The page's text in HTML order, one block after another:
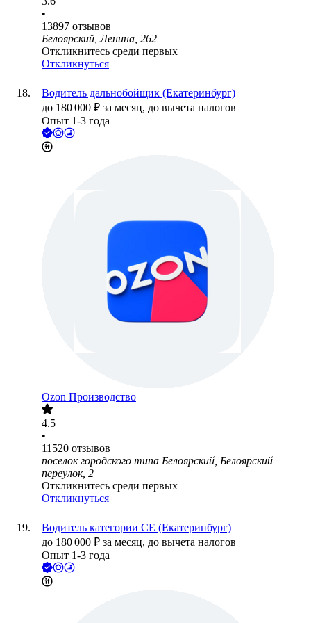
•
13897 отзывов
Белоярский, Ленина, 262
Откликнитесь среди первых
Откликнуться
Водитель дальнобойщик (Екатеринбург)
до 180 000 ₽ за месяц, до вычета налогов
Опыт 1-3 года
Ozon Производство
4.5
•
11520 отзывов
поселок городского типа Белоярский, Белоярский
переулок, 2
Откликнитесь среди первых
Откликнуться
Водитель категории СЕ (Екатеринбург)
до 180 000 ₽ за месяц, до вычета налогов
Опыт 1-3 года